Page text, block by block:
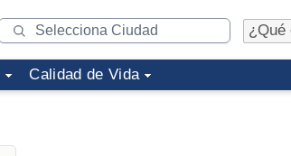
Calidad de Vida